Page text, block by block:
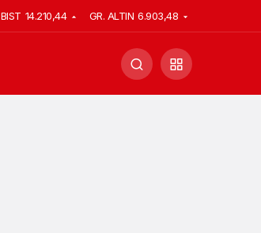
BIST 14.210,44 GR. ALTIN 6.903,48